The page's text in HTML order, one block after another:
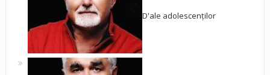
D'ale adolescenților